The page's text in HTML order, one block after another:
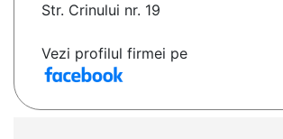
Str. Crinului nr. 19
Vezi profilul firmei pe